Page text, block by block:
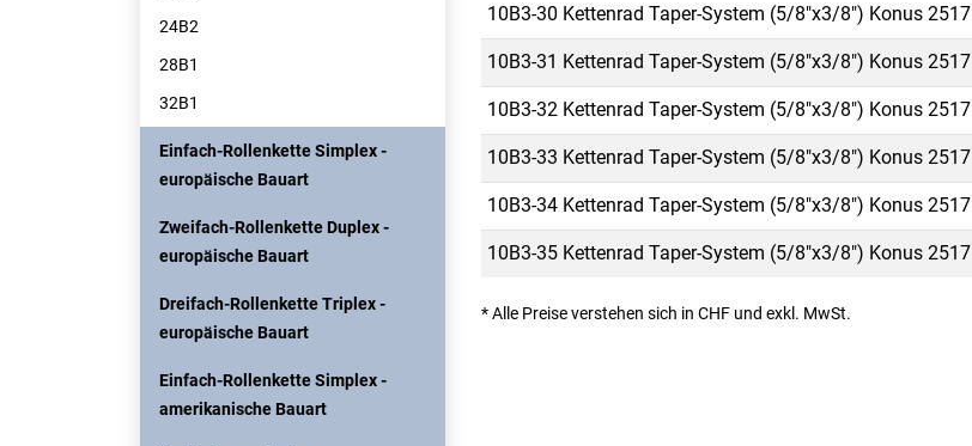
24B2
28B1
32B1
Einfach-Rollenkette Simplex -
europäische Bauart
Zweifach-Rollenkette Duplex -
europäische Bauart
Dreifach-Rollenkette Triplex -
europäische Bauart
Einfach-Rollenkette Simplex -
amerikanische Bauart
10B3-30 Kettenrad Taper-System (5/8"x3/8") Konus 2517
10B3-31 Kettenrad Taper-System (5/8"x3/8") Konus 2517
10B3-32 Kettenrad Taper-System (5/8"x3/8") Konus 2517
10B3-33 Kettenrad Taper-System (5/8"x3/8") Konus 2517
10B3-34 Kettenrad Taper-System (5/8"x3/8") Konus 2517
10B3-35 Kettenrad Taper-System (5/8"x3/8") Konus 2517
* Alle Preise verstehen sich in CHF und exkl. MwSt.